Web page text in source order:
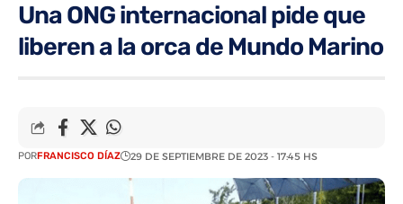
Una ONG internacional pide que
liberen a la orca de Mundo Marino
PORFRANCISCO DÍAZ 29 DE SEPTIEMBRE DE 2023 - 17:45 HS